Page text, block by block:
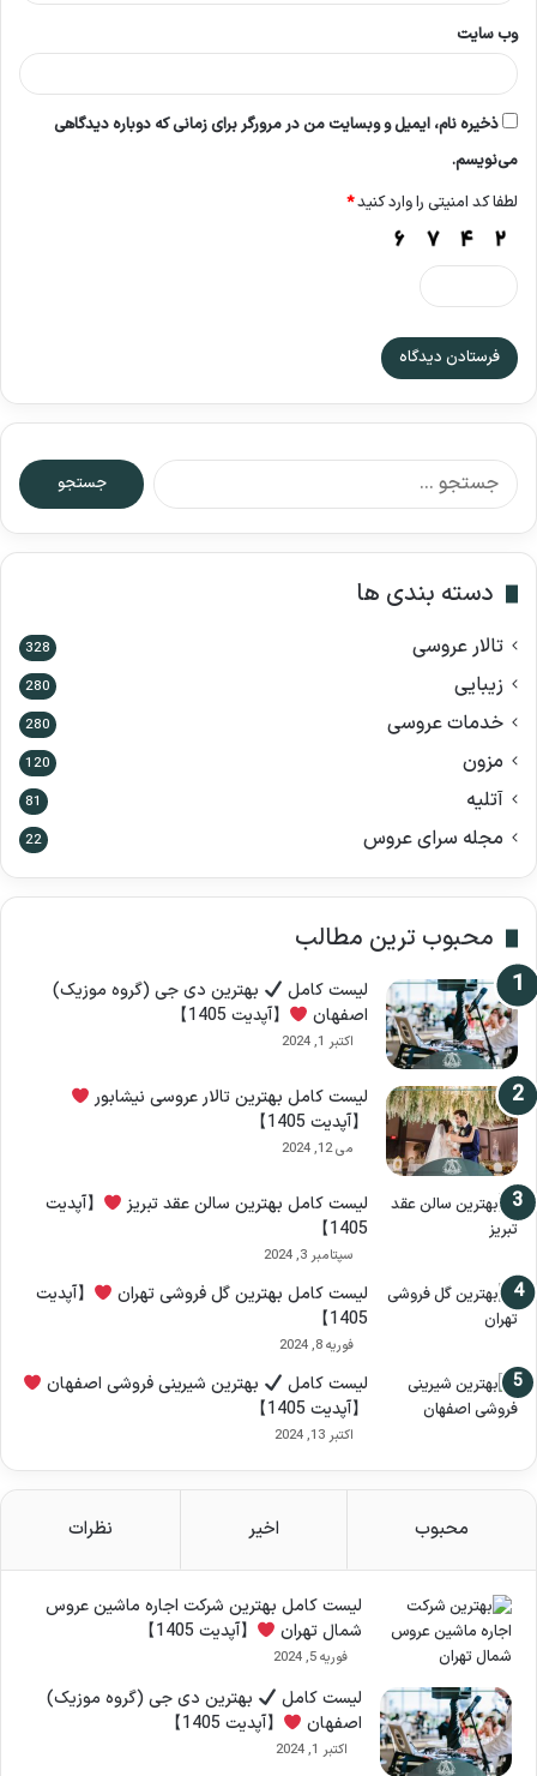
وب‌ سایت
ذخیره نام، ایمیل و وبسایت من در مرورگر برای زمانی که دوباره دیدگاهی
می‌نویسم.
لطفا کد امنیتی را وارد کنید*
ج
س
ج
دسته بندی ها
تالار عروسی 328
زیبایی 280
خدمات عروسی 280
مزون 120
آتلیه 81
مجله سرای عروس 22
محبوب ترین مطالب
لیست کامل
بهترین دی جی (گروه موزیک)
اصفهان
【آپدیت 1405】
اکتبر 1, 2024
لیست کامل بهترین تالار عروسی نیشابور
【آپدیت 1405】
می 12, 2024
لیست کامل بهترین سالن عقد تبریز
【آپدیت
1405】
سپتامبر 3, 2024
لیست کامل بهترین گل فروشی تهران
【آپدیت
1405】
فوریه 8, 2024
لیست کامل
بهترین شیرینی فروشی اصفهان
【آپدیت 1405】
اکتبر 13, 2024
محبوب اخیر نظرات
لیست کامل بهترین شرکت اجاره ماشین عروس
شمال تهران
【آپدیت 1405】
فوریه 5, 2024
لیست کامل
بهترین دی جی (گروه موزیک)
اصفهان
【آپدیت 1405】
اکتبر 1, 2024